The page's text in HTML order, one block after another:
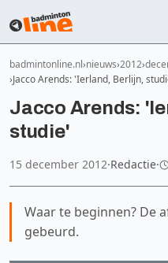
badmintonline.nl nieuws 2012
Jacco Arends: 'Ierland, Berlijn,
Jacco Arends:
studie'
15 december 2012·Redactie·
Waar te beginnen? De
gebeurd.